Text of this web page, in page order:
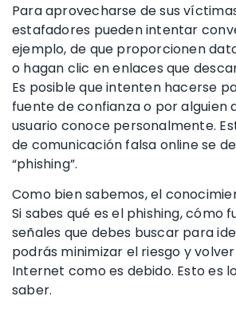
Para aprovecharse de sus
estafadores pueden intentar
ejemplo, de que proporcionen
o hagan clic en enlaces que
Es posible que intenten hacerse
fuente de confianza o por alguien
usuario conoce personalmente.
de comunicación falsa online se
“phishing”.
Como bien sabemos, el
Si sabes qué es el phishing, cómo
señales que debes buscar para
podrás minimizar el riesgo y
Internet como es debido. Esto es
saber.